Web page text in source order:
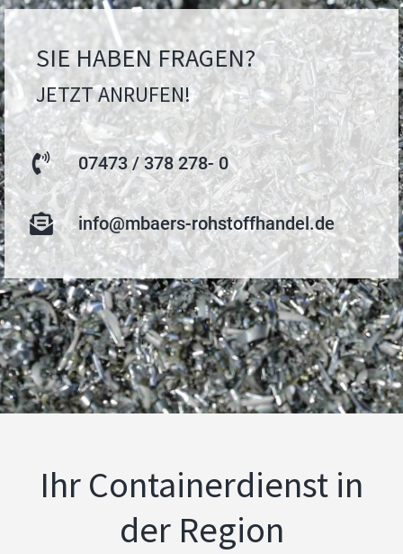
SIE HABEN FRAGEN?
JETZT ANRUFEN!
07473 / 378 278- 0
info@mbaers-rohstoffhandel.de
Ihr Containerdienst in
der Region